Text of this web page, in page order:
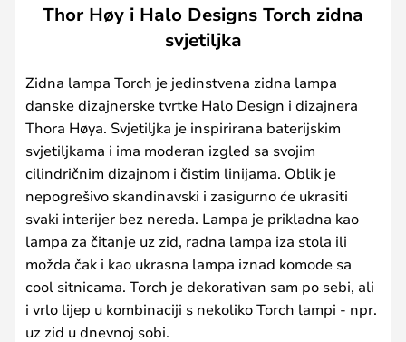
Thor Høy i Halo Designs Torch zidna
svjetiljka
Zidna lampa Torch je jedinstvena zidna lampa
danske dizajnerske tvrtke Halo Design i dizajnera
Thora Høya. Svjetiljka je inspirirana baterijskim
svjetiljkama i ima moderan izgled sa svojim
cilindričnim dizajnom i čistim linijama. Oblik je
nepogrešivo skandinavski i zasigurno će ukrasiti
svaki interijer bez nereda. Lampa je prikladna kao
lampa za čitanje uz zid, radna lampa iza stola ili
možda čak i kao ukrasna lampa iznad komode sa
cool sitnicama. Torch je dekorativan sam po sebi, ali
i vrlo lijep u kombinaciji s nekoliko Torch lampi - npr.
uz zid u dnevnoj sobi.